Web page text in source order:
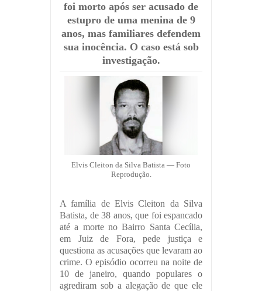
foi morto após ser acusado de
estupro de uma menina de 9
anos, mas familiares defendem
sua inocência. O caso está sob
investigação.
Elvis Cleiton da Silva Batista — Foto
Reprodução.
A família de Elvis Cleiton da Silva
Batista, de 38 anos, que foi espancado
até a morte no Bairro Santa Cecília,
em Juiz de Fora, pede justiça e
questiona as acusações que levaram ao
crime. O episódio ocorreu na noite de
10 de janeiro, quando populares o
agrediram sob a alegação de que ele